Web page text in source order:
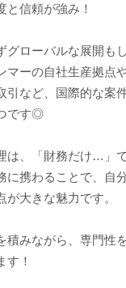
と信頼が強み！
グローバルな展開も
マーの自社生産拠点
引など、国際的な案
です◎
は、「財務だけ…」
に携わることで、自
大きな魅力です。
積みながら、専門性
す！